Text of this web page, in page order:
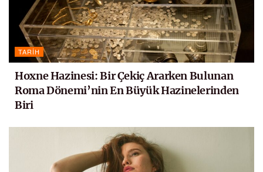
TARIH
Hoxne Hazinesi: Bir Çekiç Ararken Bulunan
Roma Dönemi’nin En Büyük Hazinelerinden
Biri